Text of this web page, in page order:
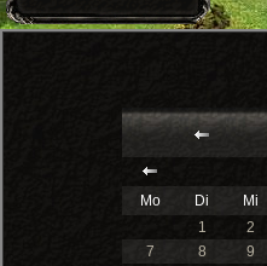
Mo
Di Mi
1
2
7
8 9